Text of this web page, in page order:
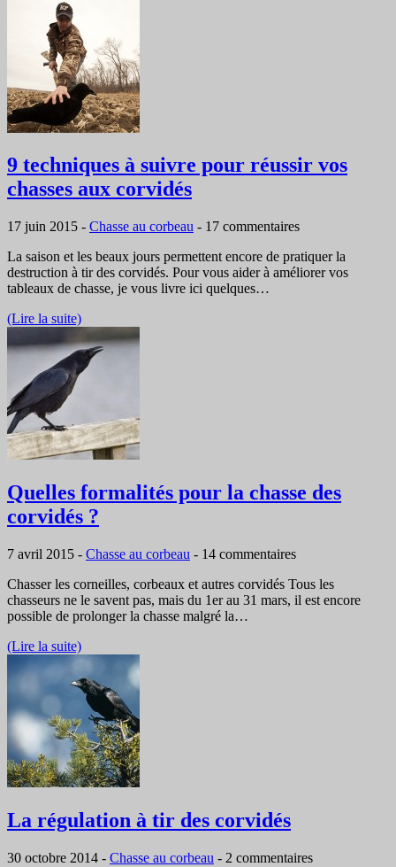
9 techniques à suivre pour réussir vos
chasses aux corvidés
17 juin 2015 - Chasse au corbeau - 17 commentaires
La saison et les beaux jours permettent encore de pratiquer la
destruction à tir des corvidés. Pour vous aider à améliorer vos
tableaux de chasse, je vous livre ici quelques…
(Lire la suite)
Quelles formalités pour la chasse des
corvidés ?
7 avril 2015 - Chasse au corbeau - 14 commentaires
Chasser les corneilles, corbeaux et autres corvidés Tous les
chasseurs ne le savent pas, mais du 1er au 31 mars, il est encore
possible de prolonger la chasse malgré la…
(Lire la suite)
La régulation à tir des corvidés
30 octobre 2014 - Chasse au corbeau - 2 commentaires